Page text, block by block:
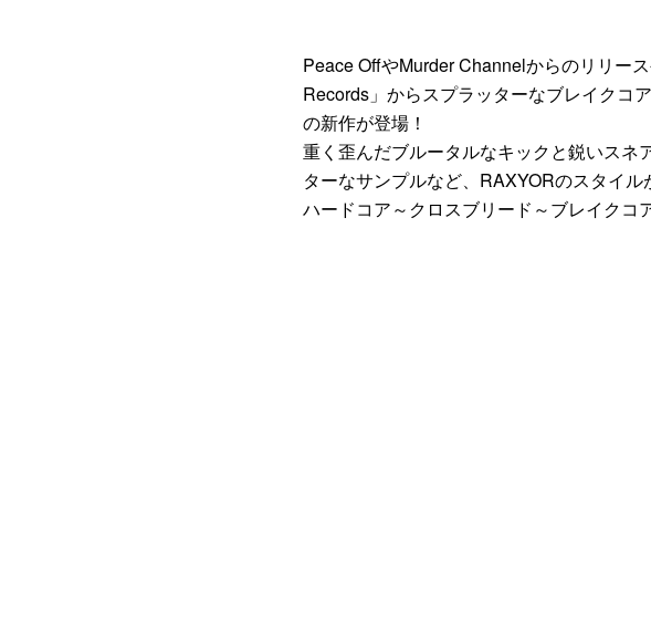
Peace OffやMurder Channelからのリリー
Records」からスプラッターなブレイクコ
の新作が登場！
重く歪んだブルータルなキックと鋭いスネ
ターなサンプルなど、RAXYORのスタイル
ハードコア～クロスブリード～ブレイクコ